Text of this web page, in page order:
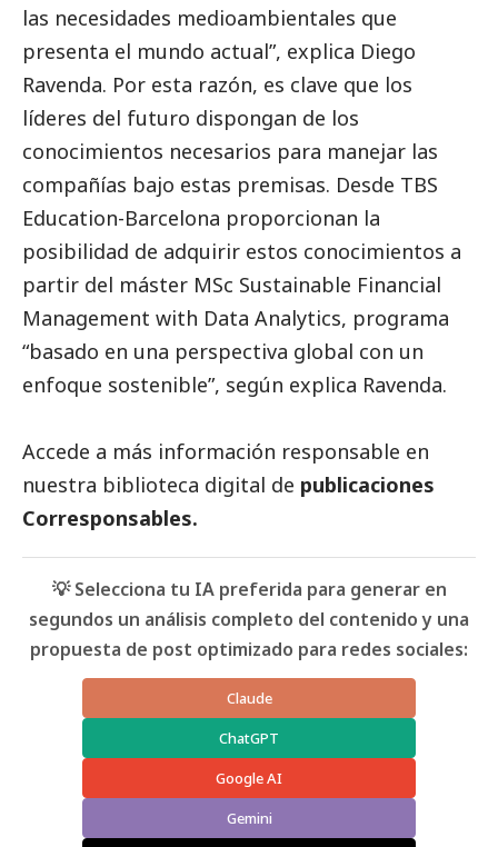
las necesidades medioambientales que
presenta el mundo actual”, explica Diego
Ravenda. Por esta razón, es clave que los
líderes del futuro dispongan de los
conocimientos necesarios para manejar las
compañías bajo estas premisas. Desde TBS
Education-Barcelona proporcionan la
posibilidad de adquirir estos conocimientos a
partir del máster MSc Sustainable Financial
Management with Data Analytics, programa
“basado en una perspectiva global con un
enfoque sostenible”, según explica Ravenda.
Accede a más información responsable en
nuestra biblioteca digital de publicaciones
Corresponsables.
💡 Selecciona tu IA preferida para generar en
segundos un análisis completo del contenido y una
propuesta de post optimizado para redes sociales:
Claude
ChatGPT
Google AI
Gemini